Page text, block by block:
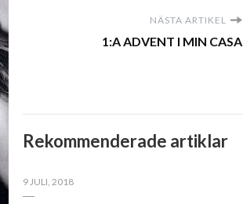
NÄSTA ARTIKEL
1:A ADVENT I MIN CASA
Rekommenderade artiklar
9 JULI, 2018